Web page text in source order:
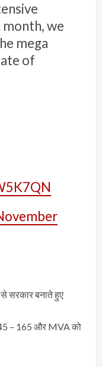
we
mega
of
सरकार बनाते हुए
– 165 और MVA को